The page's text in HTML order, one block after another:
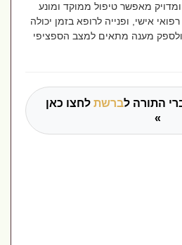
מאפשר טיפול ממוקד ומונע
אישי, ופנייה לרופא בזמן יכולה
התורה לברשתלחצו כאן